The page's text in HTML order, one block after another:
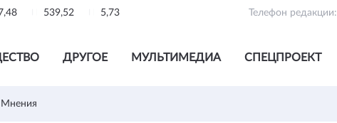
539,52 5,73 Телефон редакции:
ДРУГОЕ МУЛЬТИМЕДИА СПЕЦПРОЕКТ
Мнения